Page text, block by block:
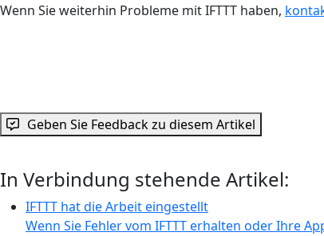
Wenn Sie weiterhin Probleme mit IFTTT haben,
Geben Sie Feedback zu diesem Artikel
In Verbindung stehende Artikel:
IFTTT hat die Arbeit eingestellt
Wenn Sie Fehler vom IFTTT erhalten oder Ihre